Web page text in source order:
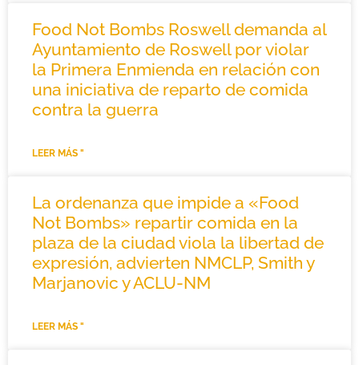
Food Not Bombs Roswell demanda al
Ayuntamiento de Roswell por violar
la Primera Enmienda en relación con
una iniciativa de reparto de comida
contra la guerra
LEER MÁS "
La ordenanza que impide a «Food
Not Bombs» repartir comida en la
plaza de la ciudad viola la libertad de
expresión, advierten NMCLP, Smith y
Marjanovic y ACLU-NM
LEER MÁS "